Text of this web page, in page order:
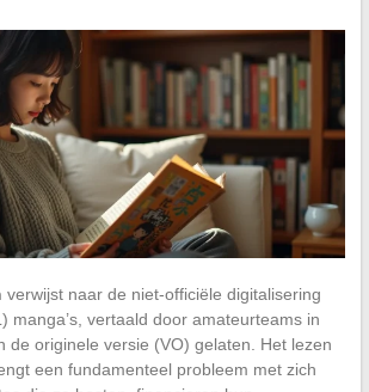
verwijst naar de niet-officiële digitalisering
manga’s, vertaald door amateurteams in
de originele versie (VO) gelaten. Het lezen
een fundamenteel probleem met zich